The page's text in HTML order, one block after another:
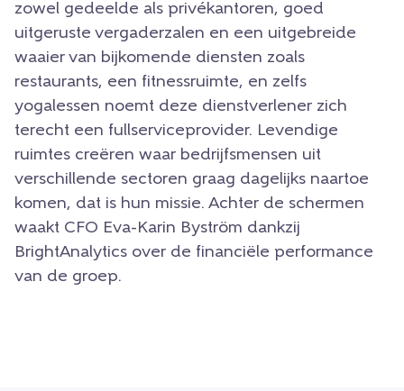
zowel gedeelde als privékantoren, goed
uitgeruste vergaderzalen en een uitgebreide
waaier van bijkomende diensten zoals
restaurants, een fitnessruimte, en zelfs
yogalessen noemt deze dienstverlener zich
terecht een fullserviceprovider. Levendige
ruimtes creëren waar bedrijfsmensen uit
verschillende sectoren graag dagelijks naartoe
komen, dat is hun missie. Achter de schermen
waakt CFO Eva-Karin Byström dankzij
BrightAnalytics over de financiële performance
van de groep.